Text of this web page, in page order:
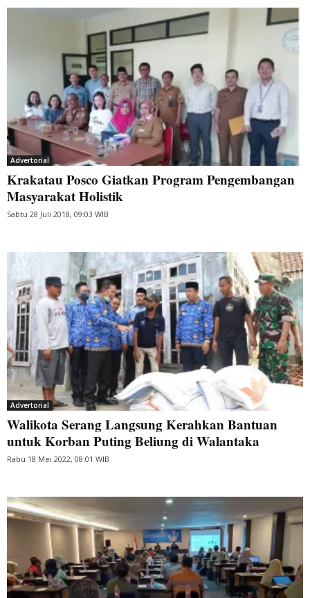
Advertorial
Krakatau Posco Giatkan Program Pengembangan
Masyarakat Holistik
Sabtu 28 Juli 2018, 09:03 WIB
Advertorial
Walikota Serang Langsung Kerahkan Bantuan
untuk Korban Puting Beliung di Walantaka
Rabu 18 Mei 2022, 08:01 WIB